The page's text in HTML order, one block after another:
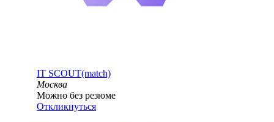
IT SCOUT(match)
Москва
Можно без резюме
Откликнуться